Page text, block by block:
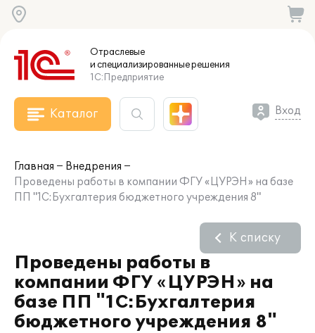
Отраслевые
и специализированныерешения
1С:Предприятие
Каталог Вход
Главная
Внедрения
Проведены работы в компании ФГУ «ЦУРЭН» на базе
ПП "1С:Бухгалтерия бюджетного учреждения 8"
Проведены работы в
компании ФГУ «ЦУРЭН» на
базе ПП "1С:Бухгалтерия
бюджетного учреждения 8"
К списку